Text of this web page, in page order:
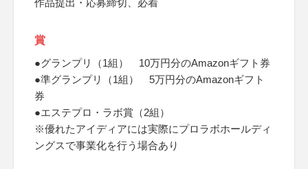
作品提出・応募締切、必着
賞
●グランプリ（1組） 10万円分のAmazonギフト券
●準グランプリ（1組） 5万円分のAmazonギフト
券
●エステプロ・ラボ賞（2組）
※優れたアイディアには実際にプロラボホールディ
ングスで事業化を行う場合あり